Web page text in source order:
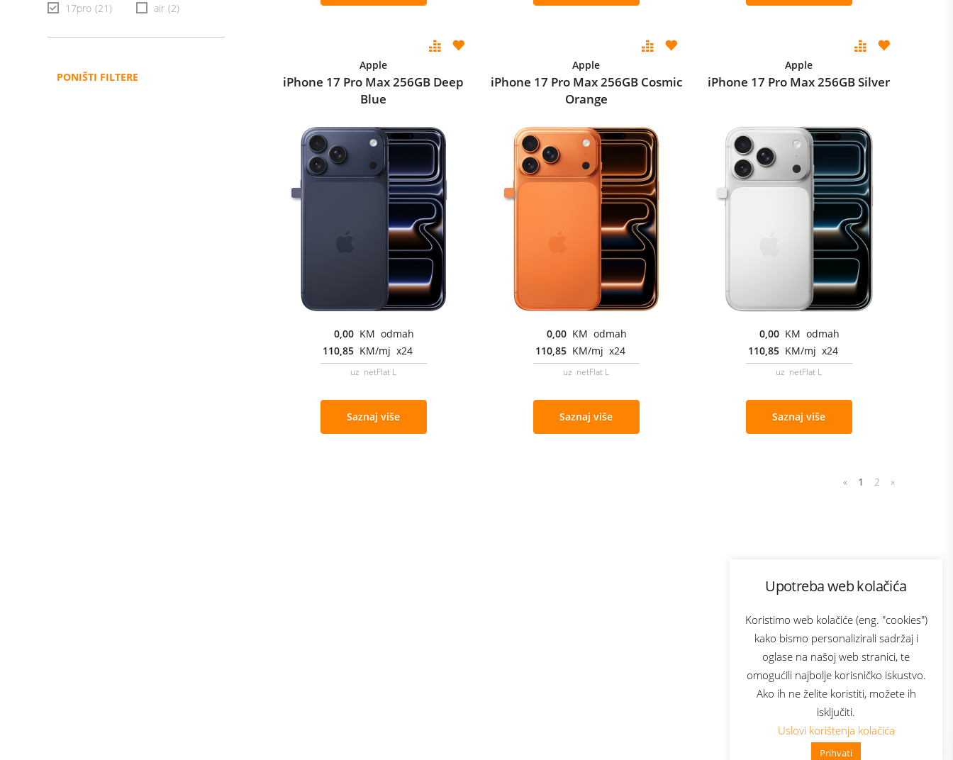
Upotreba web kolačića
Koristimo web kolačiće (eng. "cookies")
kako bismo personalizirali sadržaj i
oglase na našoj web stranici, te
omogućili najbolje korisničko iskustvo.
Ako ih ne želite koristiti, možete ih
isključiti.
Uslovi korištenja kolačića
Prihvati
👋 Zdravo, kako mogu pomoći?
17pro (21) air (2)
PONIŠTI FILTERE
Apple
iPhone 17 Pro Max 256GB Deep
Blue
0,00 KM odmah
110,85 KM/mj x24
uz netFlat L
Saznaj više
Apple
iPhone 17 Pro Max 256GB Cosmic
Orange
0,00 KM odmah
110,85 KM/mj x24
uz netFlat L
Saznaj više
Apple
iPhone 17 Pro Max 256GB Silver
0,00 KM odmah
110,85 KM/mj x24
uz netFlat L
Saznaj više
« 1 2 »
Bonus plus
Prijava za newsletter